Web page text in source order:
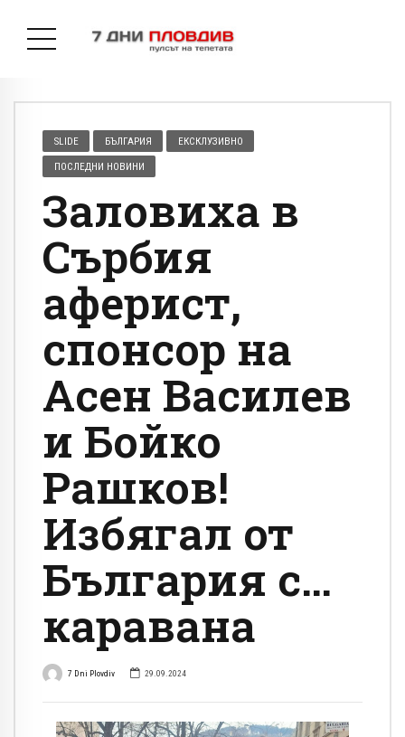
SLIDE БЪЛГАРИЯ ЕКСКЛУЗИВНО
ПОСЛЕДНИ НОВИНИ
Заловиха в
Сърбия
аферист,
спонсор на
Асен Василев
и Бойко
Рашков!
Избягал от
България с…
каравана
7 Dni Plovdiv 29.09.2024